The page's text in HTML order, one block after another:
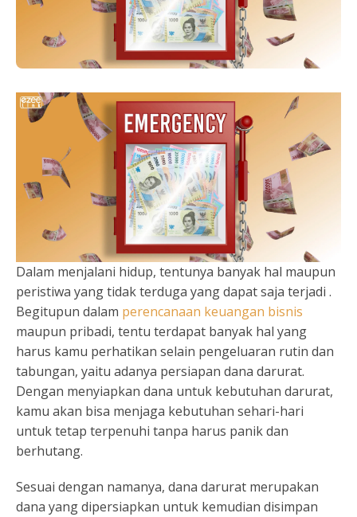
Dalam menjalani hidup, tentunya banyak hal maupun
peristiwa yang tidak terduga yang dapat saja terjadi .
Begitupun dalam perencanaan keuangan bisnis
maupun pribadi, tentu terdapat banyak hal yang
harus kamu perhatikan selain pengeluaran rutin dan
tabungan, yaitu adanya persiapan dana darurat.
Dengan menyiapkan dana untuk kebutuhan darurat,
kamu akan bisa menjaga kebutuhan sehari-hari
untuk tetap terpenuhi tanpa harus panik dan
berhutang.
Sesuai dengan namanya, dana darurat merupakan
dana yang dipersiapkan untuk kemudian disimpan